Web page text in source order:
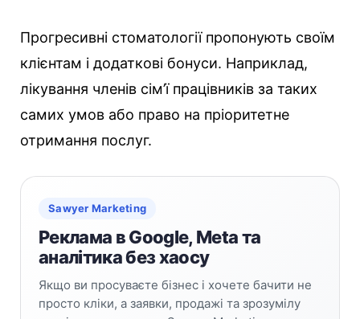
Прогресивні стоматології пропонують своїм
клієнтам і додаткові бонуси. Наприклад,
лікування членів сім’ї працівників за таких
самих умов або право на пріоритетне
отримання послуг.
Sawyer Marketing
Реклама в Google, Meta та
аналітика без хаосу
Якщо ви просуваєте бізнес і хочете бачити не
просто кліки, а заявки, продажі та зрозумілу